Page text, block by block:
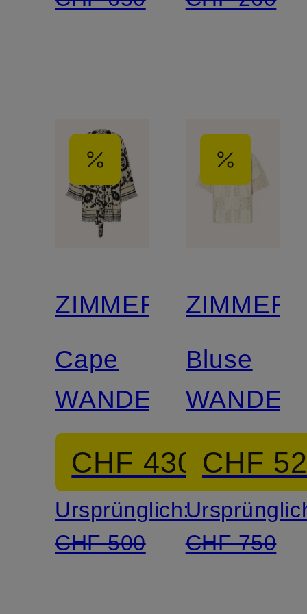
Arm
ZIMMERMANN
Cape
WANDERLUST
CHF 430
Ursprünglich:
CHF 500
Bluse
CHF
CHF 750